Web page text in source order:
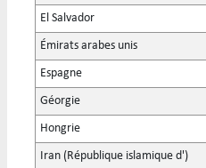
El Salvador
Émirats arabes unis
Espagne
Géorgie
Hongrie
Iran (République islamique d')